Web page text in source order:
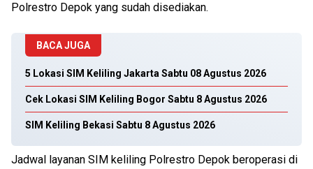
Polrestro Depok yang sudah disediakan.
BACA JUGA
5 Lokasi SIM Keliling Jakarta Sabtu 08 Agustus 2026
Cek Lokasi SIM Keliling Bogor Sabtu 8 Agustus 2026
SIM Keliling Bekasi Sabtu 8 Agustus 2026
Jadwal layanan SIM keliling Polrestro Depok beroperasi di